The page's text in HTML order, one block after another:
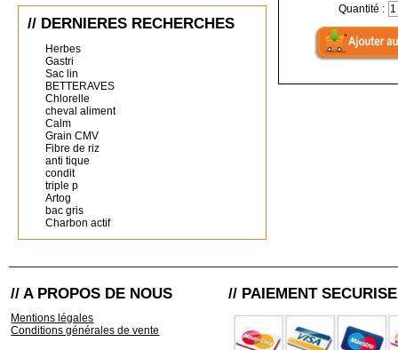
// DERNIERES RECHERCHES
Herbes
Gastri
Sac lin
BETTERAVES
Chlorelle
cheval aliment
Calm
Grain CMV
Fibre de riz
anti tique
condit
triple p
Artog
bac gris
Charbon actif
Quantité :
// A PROPOS DE NOUS
Mentions légales
Conditions générales de vente
// PAIEMENT SECURISE